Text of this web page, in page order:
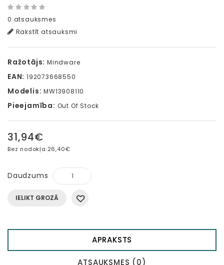
0 atsauksmes
Rakstīt atsauksmi
Ražotājs: Mindware
EAN: 192073668550
Modelis: MW13908110
Pieejamība: Out Of Stock
31,94€
Bez nodokļa:26,40€
Daudzums
IELIKT GROZĀ
APRAKSTS
ATSAUKSMES (0)